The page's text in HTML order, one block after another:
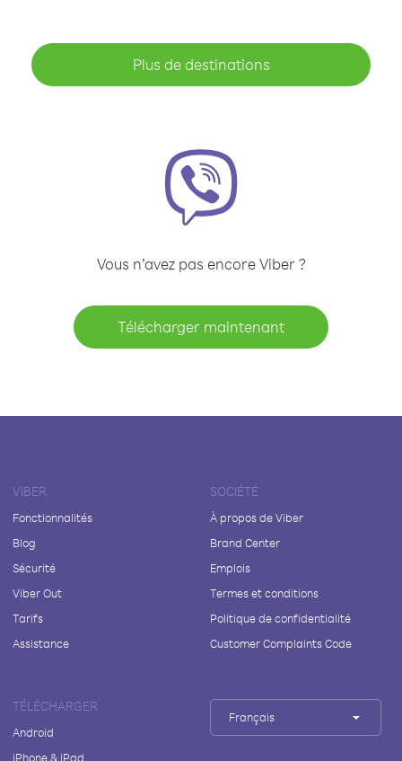
Plus de destinations
Vous n’avez pas encore Viber ?
Télécharger maintenant
VIBER
Fonctionnalités
Blog
Sécurité
Viber Out
Tarifs
Assistance
SOCIÉTÉ
À propos de Viber
Brand Center
Emplois
Termes et conditions
Politique de confidentialité
Customer Complaints Code
TÉLÉCHARGER
Android
iPhone & iPad
Français